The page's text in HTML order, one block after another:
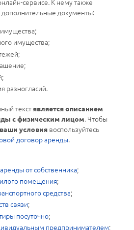
сервисе. К нему также
документы:
имущества;
разногласий.
текстявляется описанием
с физическим лицом. Чтобы
условия воспользуйтесь
договор аренды.
от собственника;
помещения;
средства;
связи;
посуточно;
предпринимателем;